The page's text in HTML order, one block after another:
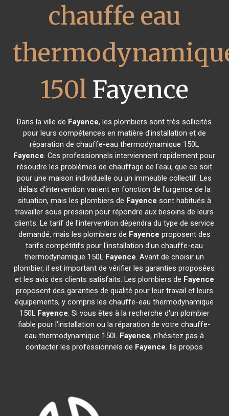
chauffe eau
150l Fayence
Dans la ville de Fayence, les plombiers sont très sollicités
pour leurs compétences en matière d'installation et de
réparation de chauffe-eau thermodynamique 150L
Fayence. Ces professionnels interviennent rapidement pour
résoudre les problèmes de chauffage de l'eau, que ce soit
pour une maison individuelle ou un immeuble collectif. Les
délais d'intervention varient en fonction de l'urgence de la
situation, mais les plombiers de Fayence sont habitués à
travailler sous pression pour répondre aux besoins de leurs
clients. Le tarif de l'intervention dépendra du type de service
demandé, mais les plombiers de Fayence proposent des
tarifs compétitifs pour l'installation d'un chauffe-eau
thermodynamique 150L Fayence. Avant de choisir un
plombier, il est important de vérifier les garanties proposées
et les avis des clients satisfaits. Les plombiers de Fayence
proposent des garanties de qualité pour leur travail et leurs
équipements, y compris les chauffe-eau thermodynamique
150L Fayence. Si vous êtes à la recherche d'un plombier
fiable pour l'installation ou la réparation de votre chauffe-
eau thermodynamique 150L Fayence, n'hésitez pas à
contacter les professionnels de Fayence. Ils propos